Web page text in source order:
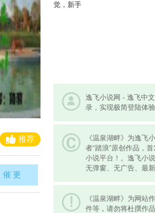
推荐
催 更
觉，新手
逸飞小说网 - 逸飞中
录，实现极简登陆体
《温泉湖畔》为逸飞
者“踏浪”原创作品，
小说平台！。逸飞小
无弹窗、无广告、最
《温泉湖畔》为网站
件等，请勿将杜撰作